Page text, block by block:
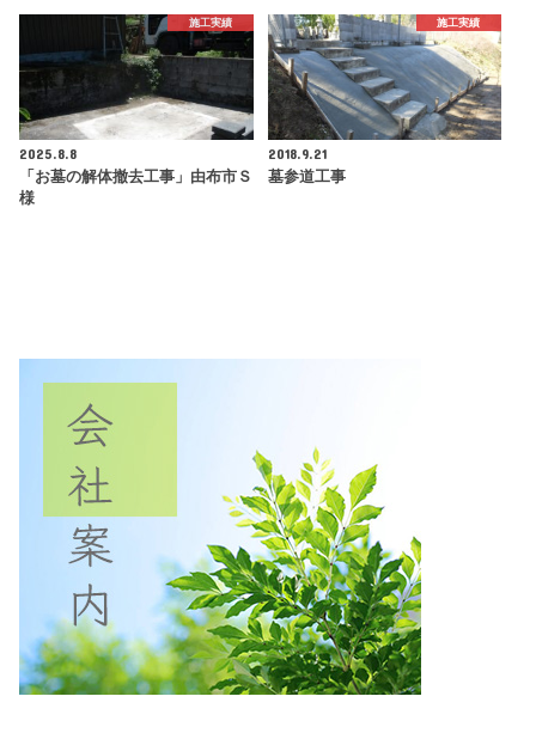
施工実績
2025.8.8
「お墓の解体撤去工事」由布市Ｓ
様
施工実績
2018.9.21
墓参道工事